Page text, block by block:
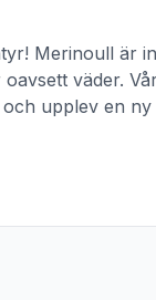
Merinoull är
väder.
upplev en